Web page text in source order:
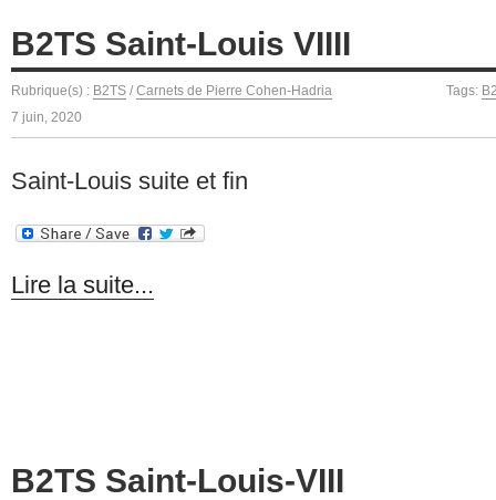
B2TS Saint-Louis VIIII
Rubrique(s) : B2TS / Carnets de Pierre Cohen-Hadria Tags:
7 juin, 2020
Saint-Louis suite et fin
Lire la suite...
B2TS Saint-Louis-VIII